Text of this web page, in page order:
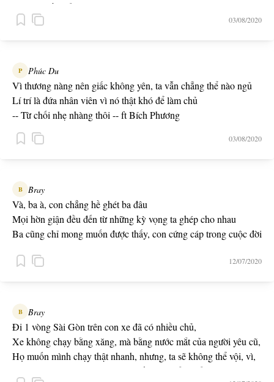
Thứ anh cần nắm còn là tay em
-- Nơi em là bình yên -- ft Tóc Tiên
03/08/2020
P Phúc Du
Vì thương nàng nên giấc không yên, ta vẫn chẳng thể nào ngủ
Lí trí là đứa nhân viên vì nó thật khó để làm chủ
-- Từ chối nhẹ nhàng thôi -- ft Bích Phương
03/08/2020
B Bray
Và, ba à, con chẳng hề ghét ba đâu
Mọi hờn giận đều đến từ những kỳ vọng ta ghép cho nhau
Ba cũng chỉ mong muốn được thấy, con cứng cáp trong cuộc đời
Chẳng vui vẻ gì khi có 1 thằng con luôn chống đối không hợp
Ông nội cũng chẳng ở đó để cho ba 1 cuộc sống bình thường
Suy cho cùng, cả 2 đều đau 1 nỗi đau chung
Quá bận rộn chứng minh ba sai, mà con đã quên làm những điều
đúng
-- Cho Ba --
12/07/2020
B Bray
Đi 1 vòng Sài Gòn trên con xe đã có nhiều chủ,
Xe không chạy bằng xăng, mà bằng nước mắt của người yêu cũ,
Họ muốn mình chạy thật nhanh, nhưng, ta sẽ không thể vội, vì,
Đường còn dài, và đêm còn trẻ, đến khi nhắm mắt cũng không